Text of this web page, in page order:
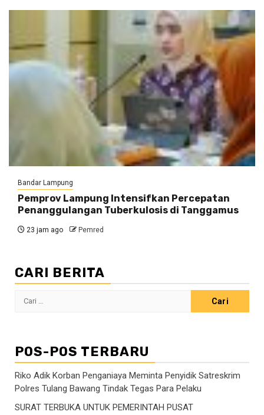
Bandar Lampung
Pemprov Lampung Intensifkan Percepatan
Penanggulangan Tuberkulosis di Tanggamus
23 jam ago Pemred
CARI BERITA
Cari
POS-POS TERBARU
Riko Adik Korban Penganiaya Meminta Penyidik Satreskrim
Polres Tulang Bawang Tindak Tegas Para Pelaku
SURAT TERBUKA UNTUK PEMERINTAH PUSAT